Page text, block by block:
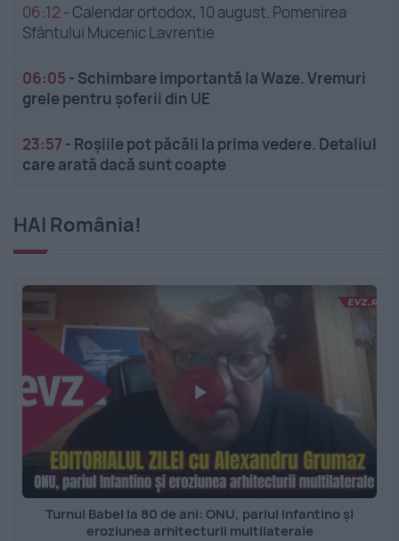
06:12 -Calendar ortodox, 10 august. Pomenirea
Sfântului Mucenic Lavrentie
06:05 - Schimbare importantă la Waze. Vremuri
grele pentru șoferii din UE
23:57 - Roșiile pot păcăli la prima vedere. Detaliul
care arată dacă sunt coapte
HAI România!
Turnul Babel la 80 de ani: ONU, pariul Infantino și
eroziunea arhitecturii multilaterale